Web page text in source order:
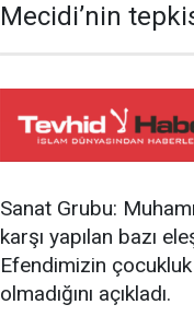
Mecidi’nin
Sanat Grubu:
karşı yapılan bazı
Efendimizin çocukluk
olmadığını açıkladı.